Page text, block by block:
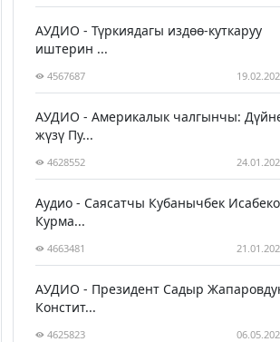
АУДИО - Түркиядагы издөө-куткаруу
иштерин ...
4567687
АУДИО - Америкалык чалгынчы:
жүзү Пу...
4628552
Аудио - Саясатчы Кубанычбек
Курма...
4663481
АУДИО - Президент Садыр
Констит...
4625823